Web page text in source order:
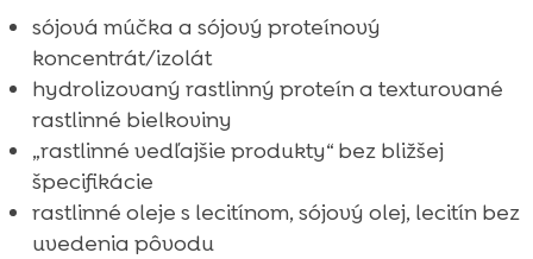
sójová múčka a sójový proteínový
koncentrát/izolát
hydrolizovaný rastlinný proteín a texturované
rastlinné bielkoviny
„rastlinné vedľajšie produkty“ bez bližšej
špecifikácie
rastlinné oleje s lecitínom, sójový olej, lecitín bez
uvedenia pôvodu